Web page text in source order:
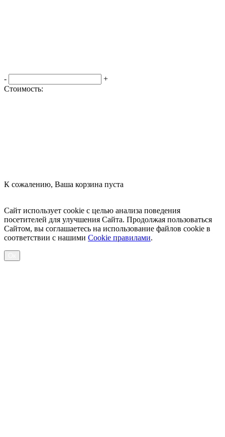
-
+
Стоимость:
К сожалению, Ваша корзина пуста
Сайт использует cookie с целью анализа поведения
посетителей для улучшения Сайта. Продолжая пользоваться
Сайтом, вы соглашаетесь на использование файлов cookie в
соответствии с нашими Cookiе правилами.